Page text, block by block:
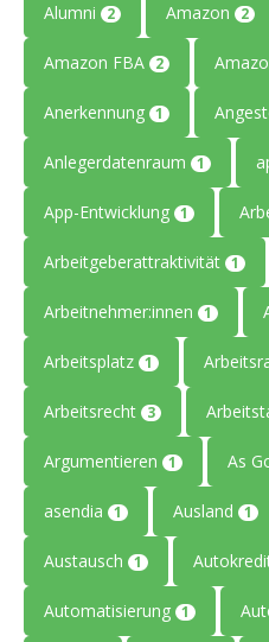
Alumni 2 Amazon 2
Amazon FBA 2
Anerkennung 1
Anlegerdatenraum 1
App-Entwicklung 1
Arbeitgeberattraktivität 1
Arbeitnehmer:innen 1
Arbeitsplatz 1
Arbeitsrecht 3
Argumentieren 1 As
asendia 1 Ausland 1
Austausch 1
Automatisierung 1